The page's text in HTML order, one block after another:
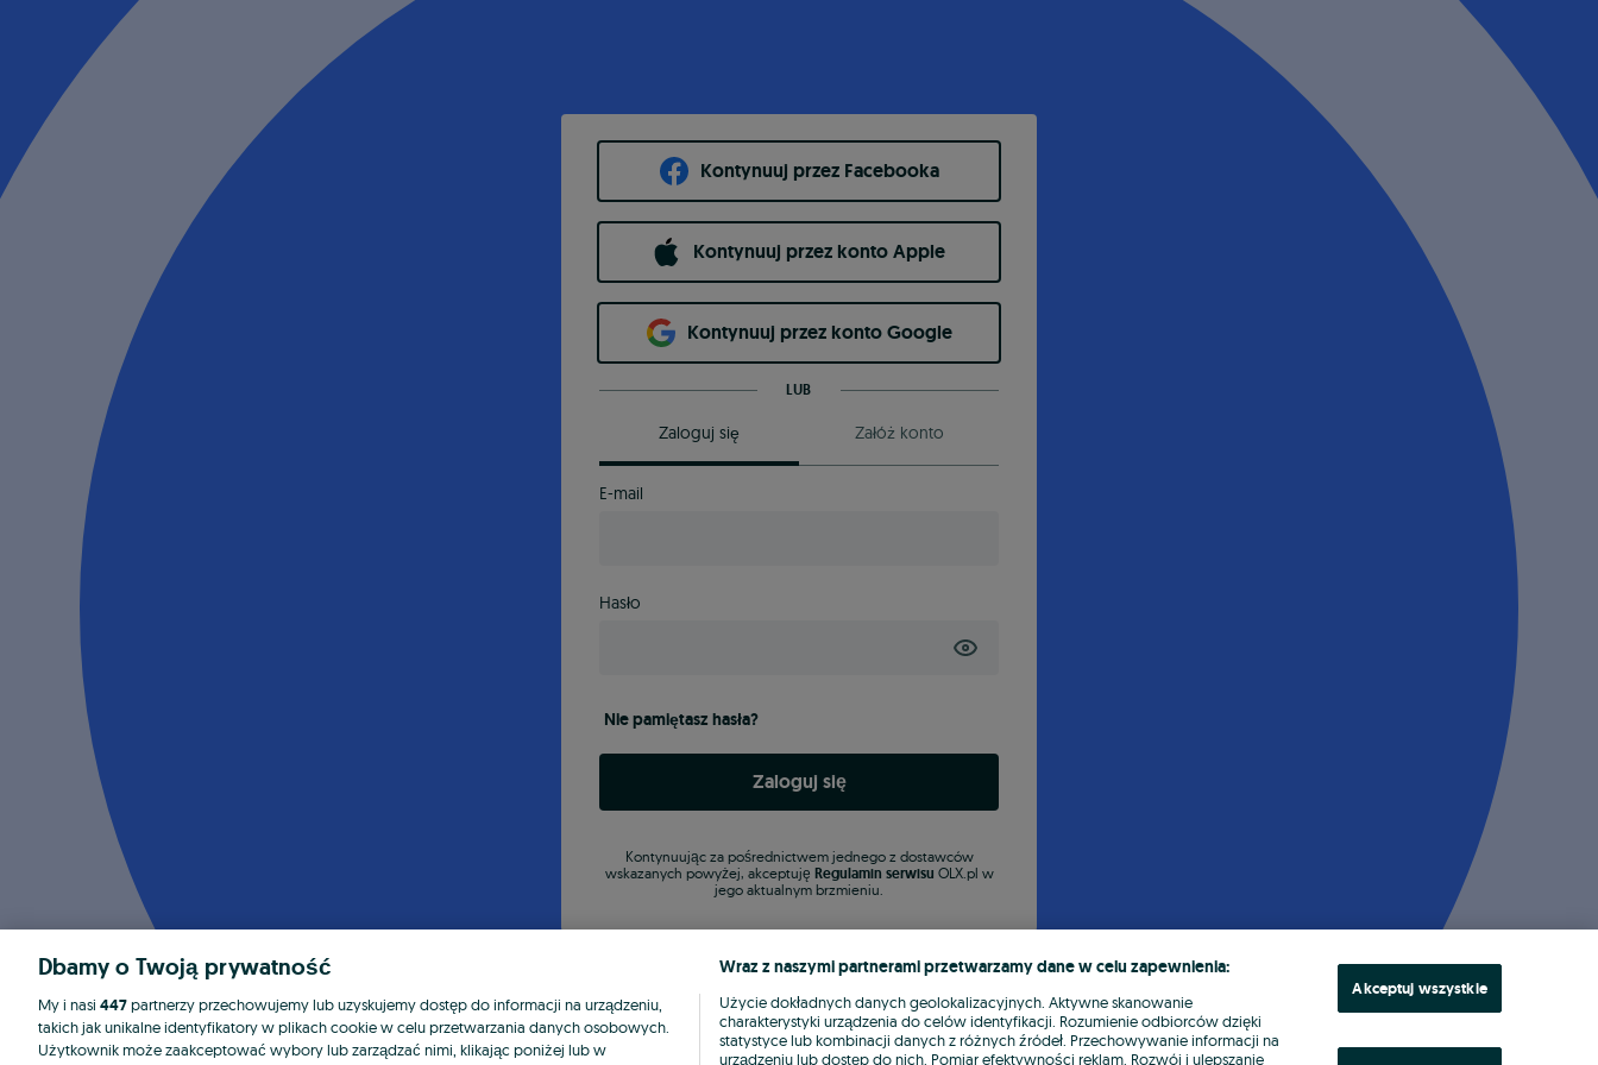
Kontynuuj przez Facebooka
Kontynuuj przez konto Apple
Kontynuuj przez konto Google
LUB
Zaloguj się Załóż konto
E-mail
Hasło
Nie pamiętasz hasła?
Zaloguj się
Kontynuując za pośrednictwem jednego z dostawców
wskazanych powyżej, akceptuję Regulamin serwisu OLX.pl w
jego aktualnym brzmieniu.
Dbamy o Twoją prywatność
My i nasi 447partnerzy przechowujemy lub uzyskujemy dostęp do informacji na urządzeniu,
takich jak unikalne identyfikatory w plikach cookie w celu przetwarzania danych osobowych.
Użytkownik może zaakceptować wybory lub zarządzać nimi, klikając poniżej lub w
Wraz z naszymi partnerami przetwarzamy dane w celu zapewnienia:
Użycie dokładnych danych geolokalizacyjnych. Aktywne skanowanie
charakterystyki urządzenia do celów identyfikacji. Rozumienie odbiorców dzięki
statystyce lub kombinacji danych z różnych źródeł. Przechowywanie informacji na
urządzeniu lub dostęp do nich. Pomiar efektywności reklam. Rozwój i ulepszanie
Akceptuj wszystkie